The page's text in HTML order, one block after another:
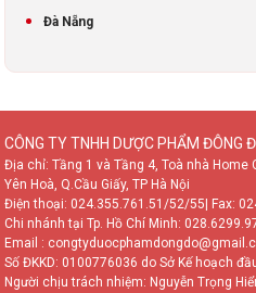
Đà Nẵng
CÔNG TY TNHH DƯỢC PHẨM ĐÔNG
Địa chỉ: Tầng 1 và Tầng 4, Toà nhà Home
Yên Hoà, Q.Cầu Giấy, TP Hà Nội
Điện thoại: 024.355.761.51/52/55
| Fax:
Chi nhánh tại Tp. Hồ Chí Minh:
Email :
Số ĐKKD: 0100776036 do Sở Kế hoạch
Người chịu trách nhiệm: Nguyễn Trọng